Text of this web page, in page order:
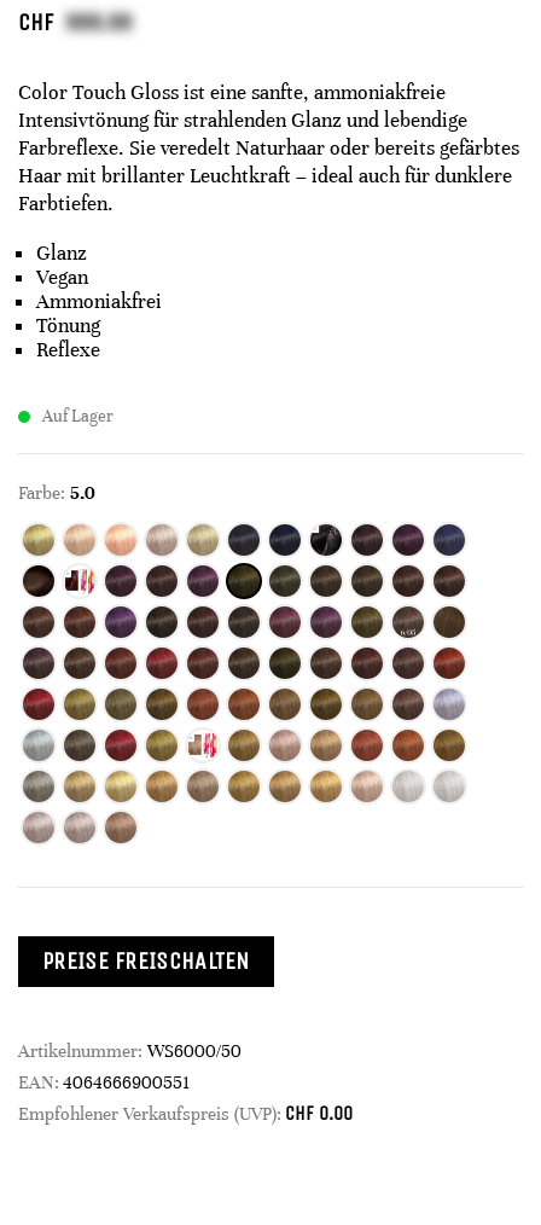
CHF
Color Touch Gloss ist eine sanfte, ammoniakfreie
Intensivtönung für strahlenden Glanz und lebendige
Farbreflexe. Sie veredelt Naturhaar oder bereits gefärbtes
Haar mit brillanter Leuchtkraft – ideal auch für dunklere
Farbtiefen.
Glanz
Vegan
Ammoniakfrei
Tönung
Reflexe
Auf Lager
Farbe: 5.0
PREISE FREISCHALTEN
Artikelnummer: WS6000/50
EAN: 4064666900551
Empfohlener Verkaufspreis (UVP): CHF 0.00